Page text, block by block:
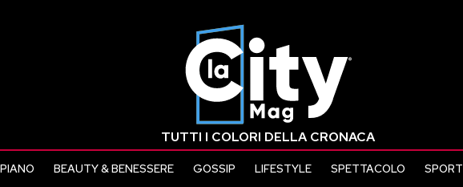
TUTTI I COLORI DELLA CRONACA
BEAUTY & BENESSERE GOSSIP LIFESTYLE SPETTACOLO SPORT